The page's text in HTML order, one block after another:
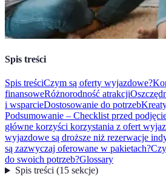
Spis treści
Spis treściCzym są oferty wyjazdowe?
finansoweRóżnorodność atrakcji
i wsparcieDostosowanie do potrzeb
Podsumowanie – Checklist przed
główne korzyści korzystania z ofert
wyjazdowe są droższe niż rezerwacje
są zazwyczaj oferowane w pakietach?
do swoich potrzeb?Glossary
Spis treści(15 sekcje)